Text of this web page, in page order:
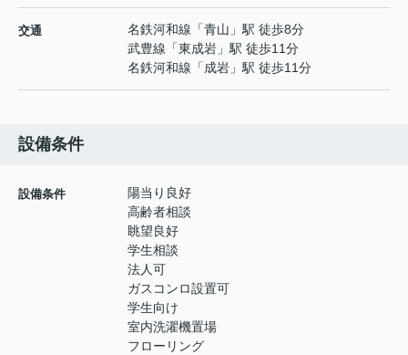
交通 名鉄河和線 「青山 」駅 徒歩8分
武豊線 「東成岩 」駅 徒歩11分
名鉄河和線 「成岩 」駅 徒歩11分
設備条件
設備条件
陽当り良好
高齢者相談
眺望良好
学生相談
法人可
ガスコンロ設置可
学生向け
室内洗濯機置場
フローリング